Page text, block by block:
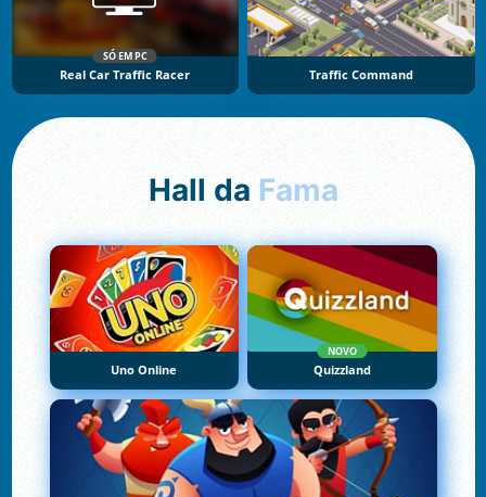
SÓ EM PC
Real Car Traffic Racer Traffic Command
Hall da Fama
Uno Online
NOVO
Quizzland